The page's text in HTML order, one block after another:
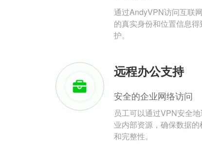
通过AndyVPN访问互联
的真实身份和位置信息得
护。
远程办公支持
安全的企业网络访问
员工可以通过VPN安全
业内部资源，确保数据的
和完整性。